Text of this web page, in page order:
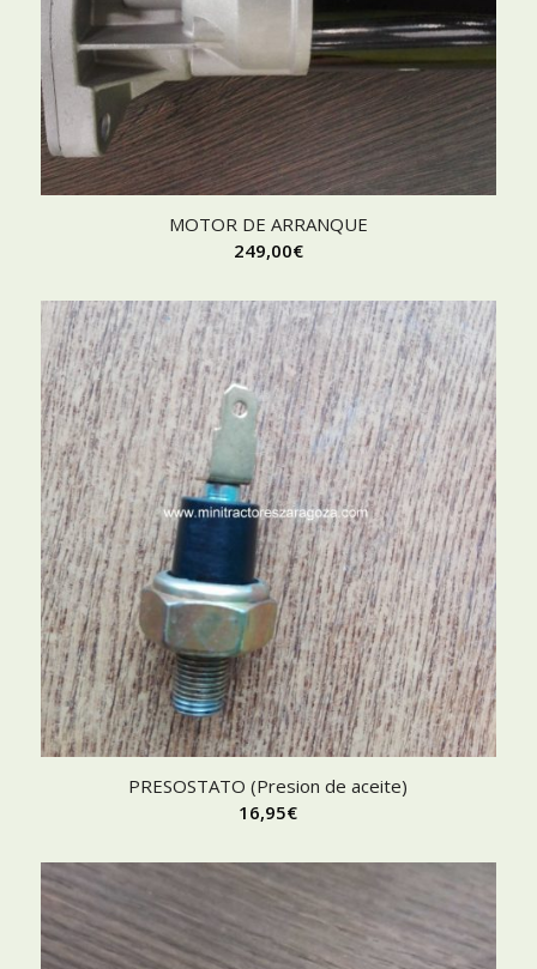
MOTOR DE ARRANQUE
249,00€
PRESOSTATO (Presion de aceite)
16,95€